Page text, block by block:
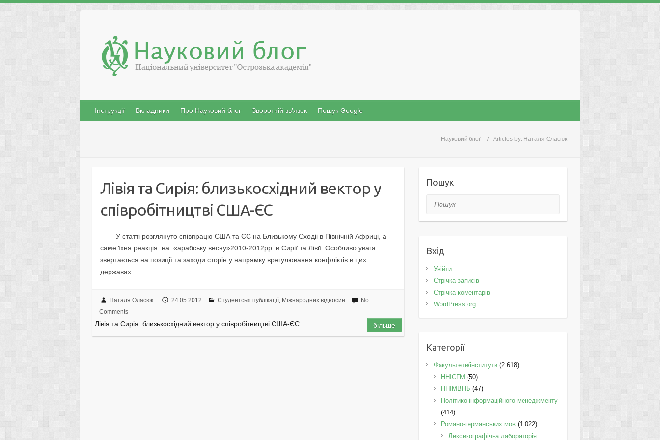
content
Інструкції Вкладники Про Науковий блог Зворотній зв’язок Пошук Google
Науковий блоґ Articles by: Наталя Оласюк
Лівія та Сирія: близькосхідний вектор у
співробітництві США-ЄС
У статті розглянуто співпрацю США та ЄС на Близькому Сходіі в Північній Африці, а
саме їхня реакція на «арабську весну»2010-2012рр. в Сирії та Лівії. Особливо увага
звертається на позиції та заходи сторін у напрямку врегулювання конфліктів в цих
державах.
Наталя Оласюк 24.05.2012 Студентські публікації, Міжнародних відносин
No
Comments
Лівія та Сирія: близькосхідний вектор у співробітництві США-ЄС більше
Пошук
Пошук
Вхід
Увійти
Стрічка записів
Стрічка коментарів
WordPress.org
Категорії
Факультети/інститути(2 618)
ННІСГМ (50)
ННІМВНБ (47)
Політико-інформаційного менеджменту
(414)
Романо-германських мов(1 022)
Лексикографічна лабораторія